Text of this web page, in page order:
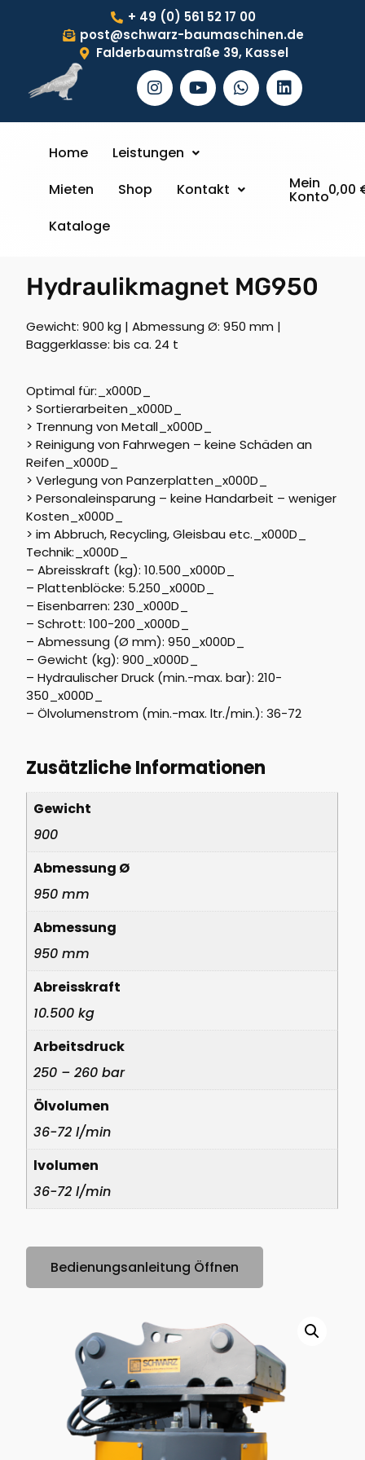
+ 49 (0) 561 52 17 00
post@schwarz-baumaschinen.de
Falderbaumstraße 39, Kassel
Home
Leistungen
Mieten
Shop
Kontakt
Kataloge
Mein
Konto0,00
Hydraulikmagnet MG950
Gewicht: 900 kg | Abmessung Ø: 950 mm |
Baggerklasse: bis ca. 24 t
Optimal für:_x000D_
> Sortierarbeiten_x000D_
> Trennung von Metall_x000D_
> Reinigung von Fahrwegen – keine Schäden an
Reifen_x000D_
> Verlegung von Panzerplatten_x000D_
> Personaleinsparung – keine Handarbeit – weniger
Kosten_x000D_
> im Abbruch, Recycling, Gleisbau etc._x000D_
Technik:_x000D_
– Abreisskraft (kg): 10.500_x000D_
– Plattenblöcke: 5.250_x000D_
– Eisenbarren: 230_x000D_
– Schrott: 100-200_x000D_
– Abmessung (Ø mm): 950_x000D_
– Gewicht (kg): 900_x000D_
– Hydraulischer Druck (min.-max. bar): 210-
350_x000D_
– Ölvolumenstrom (min.-max. ltr./min.): 36-72
Zusätzliche Informationen
Gewicht
900
Abmessung Ø
950 mm
Abmessung
950 mm
Abreisskraft
10.500 kg
Arbeitsdruck
250 – 260 bar
Ölvolumen
36-72 l/min
lvolumen
36-72 l/min
Bedienungsanleitung Öffnen